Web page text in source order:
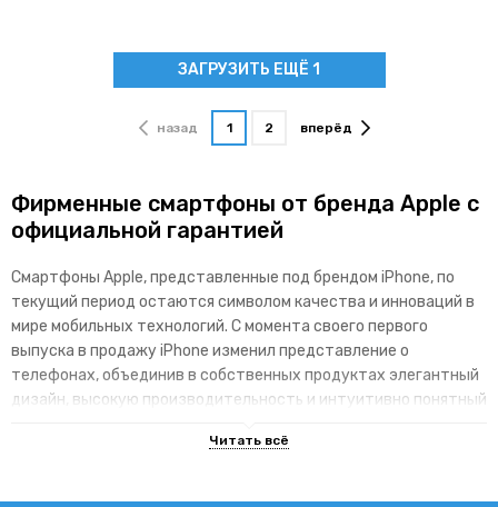
ЗАГРУЗИТЬ ЕЩЁ 1
назад 1 2 вперёд
Фирменные смартфоны от бренда Apple с
официальной гарантией
Смартфоны Apple, представленные под брендом iPhone, по
текущий период остаются символом качества и инноваций в
мире мобильных технологий. С момента своего первого
выпуска в продажу iPhone изменил представление о
телефонах, объединив в собственных продуктах элегантный
дизайн, высокую производительность и интуитивно понятный
линейки гаджетов